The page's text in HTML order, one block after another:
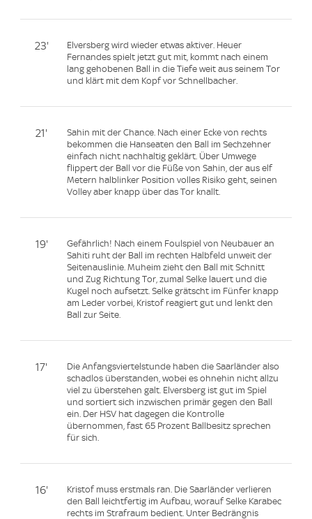
23'
Elversberg wird wieder etwas aktiver. Heuer
Fernandes spielt jetzt gut mit, kommt nach einem
lang gehobenen Ball in die Tiefe weit aus seinem Tor
und klärt mit dem Kopf vor Schnellbacher.
21'
Sahin mit der Chance. Nach einer Ecke von rechts
bekommen die Hanseaten den Ball im Sechzehner
einfach nicht nachhaltig geklärt. Über Umwege
flippert der Ball vor die Füße von Sahin, der aus elf
Metern halblinker Position volles Risiko geht, seinen
Volley aber knapp über das Tor knallt.
19'
Gefährlich! Nach einem Foulspiel von Neubauer an
Sahiti ruht der Ball im rechten Halbfeld unweit der
Seitenauslinie. Muheim zieht den Ball mit Schnitt
und Zug Richtung Tor, zumal Selke lauert und die
Kugel noch aufsetzt. Selke grätscht im Fünfer knapp
am Leder vorbei, Kristof reagiert gut und lenkt den
Ball zur Seite.
17'
Die Anfangsviertelstunde haben die Saarländer also
schadlos überstanden, wobei es ohnehin nicht allzu
viel zu überstehen galt. Elversberg ist gut im Spiel
und sortiert sich inzwischen primär gegen den Ball
ein. Der HSV hat dagegen die Kontrolle
übernommen, fast 65 Prozent Ballbesitz sprechen
für sich.
16'
Kristof muss erstmals ran. Die Saarländer verlieren
den Ball leichtfertig im Aufbau, worauf Selke Karabec
rechts im Strafraum bedient. Unter Bedrängnis